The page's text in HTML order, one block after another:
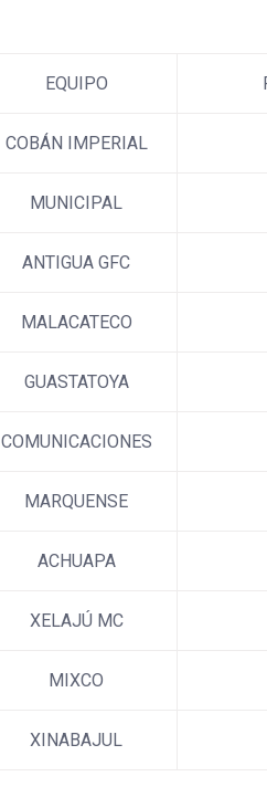
EQUIPO
COBÁN IMPERIAL
MUNICIPAL
ANTIGUA GFC
MALACATECO
GUASTATOYA
COMUNICACIONES
MARQUENSE
ACHUAPA
XELAJÚ MC
MIXCO
XINABAJUL